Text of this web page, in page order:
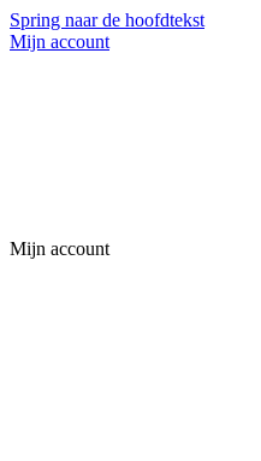
Spring naar de hoofdtekst
Mijn account
Mijn account